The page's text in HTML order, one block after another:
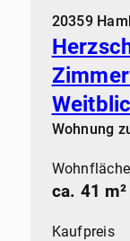
20359
Wohnung
Wohnfläche
ca. 41 m²
Kaufpreis